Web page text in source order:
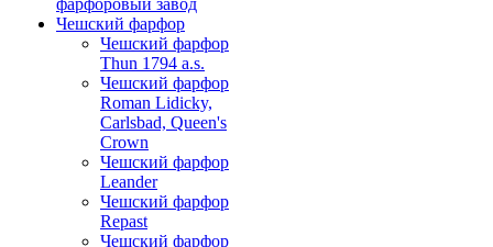
фарфоровый завод
Чешский фарфор
Чешский фарфор
Thun 1794 a.s.
Чешский фарфор
Roman Lidicky,
Carlsbad, Queen's
Crown
Чешский фарфор
Leander
Чешский фарфор
Repast
Чешский фарфор